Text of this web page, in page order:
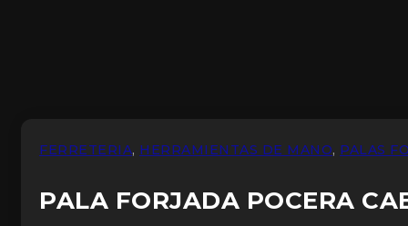
FERRETERIA, HERRAMIENTAS DE MANO, PALAS
PALA FORJADA POCERA